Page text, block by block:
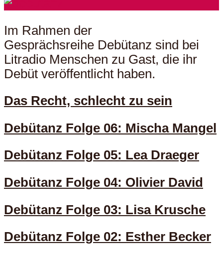
Im Rahmen der
Gesprächsreihe Debütanz sind bei
Litradio Menschen zu Gast, die ihr
Debüt veröffentlicht haben.
Das Recht, schlecht zu sein
Debütanz Folge 06: Mischa Mangel
Debütanz Folge 05: Lea Draeger
Debütanz Folge 04: Olivier David
Debütanz Folge 03: Lisa Krusche
Debütanz Folge 02: Esther Becker